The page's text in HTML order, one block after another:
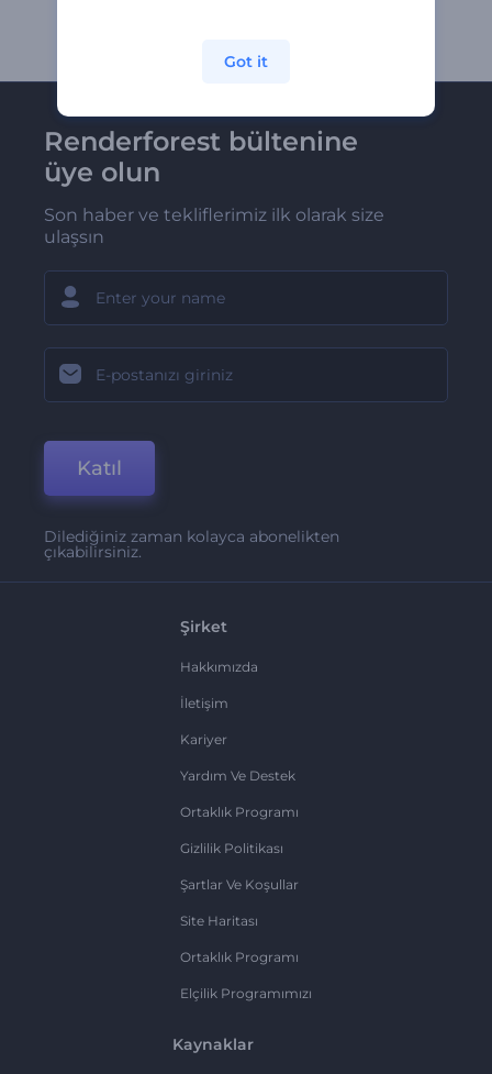
Renderforest bültenine
üye olun
Son haber ve tekliflerimiz ilk olarak size
ulaşsın
Katıl
Dilediğiniz zaman kolayca abonelikten
çıkabilirsiniz.
Şirket
Hakkımızda
İletişim
Kariyer
Yardım Ve Destek
Ortaklık Programı
Gizlilik Politikası
Şartlar Ve Koşullar
Site Haritası
Ortaklık Programı
Elçilik Programımızı
Kaynaklar
Got it